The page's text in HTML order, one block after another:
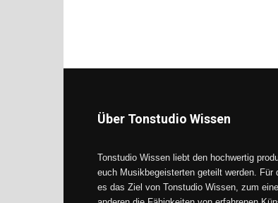
Über Tonstudio Wissen
Tonstudio Wissen liebt den hochwertig
euch Musikbegeisterten geteilt werden.
es das Ziel von Tonstudio Wissen, zum